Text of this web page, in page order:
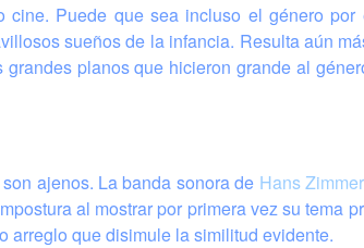
Puede que sea incluso el género por
sueños de la infancia. Resulta aún
planos que hicieron grande al
ajenos. La banda sonora de Hans Zimmer
al mostrar por primera vez su tema
arreglo que disimule la similitud evidente.